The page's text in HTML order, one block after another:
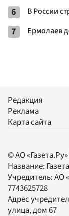
6 В России
7 Ермолаев
Редакция
Реклама
Карта сайта
© АО
Название:
Учредитель:АО
7743625728
Адрес
улица, дом 67